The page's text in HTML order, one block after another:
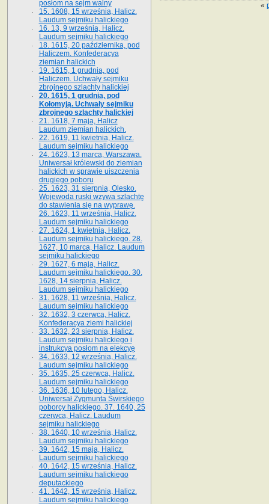
«
posłom na sejm walny
15. 1608, 15 września, Halicz.
Laudum sejmiku halickiego
16. 13, 9 września, Halicz.
Laudum sejmiku halickiego
18. 1615, 20 października, pod
Haliczem. Konfederacya
ziemian halickich
19. 1615, 1 grudnia, pod
Haliczem. Uchwały sejmiku
zbrojnego szlachty halickiej
20. 1615, 1 grudnia, pod
Kołomyją. Uchwały sejmiku
zbrojnego szlachty halickiej
21. 1618, 7 maja, Halicz
Laudum ziemian halickich.
22. 1619, 11 kwietnia, Halicz.
Laudum sejmiku halickiego
24. 1623, 13 marca, Warszawa.
Uniwersał królewski do ziemian
halickich w sprawie uiszczenia
drugiego poboru
25. 1623, 31 sierpnia, Olesko.
Wojewoda ruski wzywa szlachtę
do stawienia się na wyprawę.
26. 1623, 11 września, Halicz.
Laudum sejmiku halickiego
27. 1624, 1 kwietnia, Halicz.
Laudum sejmiku halickiego. 28.
1627, 10 marca, Halicz. Laudum
sejmiku halickiego
29. 1627, 6 maja, Halicz.
Laudum sejmiku halickiego. 30.
1628, 14 sierpnia, Halicz.
Laudum sejmiku halickiego
31. 1628, 11 września, Halicz.
Laudum sejmiku halickiego
32. 1632, 3 czerwca, Halicz.
Konfederacya ziemi halickiej
33. 1632, 23 sierpnia, Halicz.
Laudum sejmiku halickiego i
instrukcya posłom na elekcyę
34. 1633, 12 września, Halicz.
Laudum sejmiku halickiego
35. 1635, 25 czerwca, Halicz.
Laudum sejmiku halickiego
36. 1636, 10 lutego, Halicz.
Uniwersał Zygmunta Świrskiego
poborcy halickiego. 37. 1640, 25
czerwca, Halicz. Laudum
sejmiku halickiego
38. 1640, 10 września, Halicz.
Laudum sejmiku halickiego
39. 1642, 15 maja, Halicz.
Laudum sejmiku halickiego
40. 1642, 15 września, Halicz.
Laudum sejmiku halickiego
deputackiego
41. 1642, 15 września, Halicz.
Laudum sejmiku halickiego